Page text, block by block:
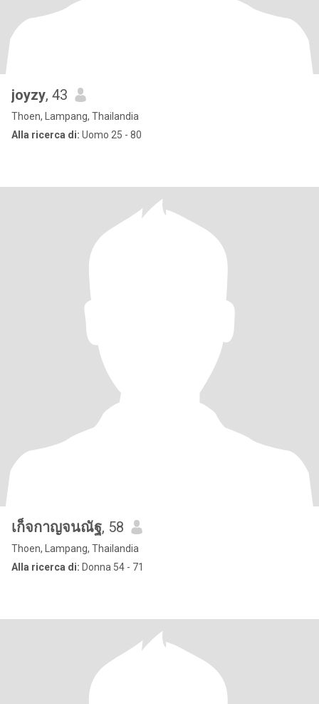
joyzy, 43
Thoen, Lampang, Thailandia
Alla ricerca di: Uomo 25 - 80
เก็จกาญจนณัฐ, 58
Thoen, Lampang, Thailandia
Alla ricerca di: Donna 54 - 71